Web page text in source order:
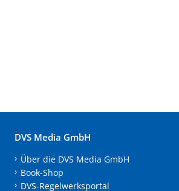
DVS Media GmbH
Über die DVS Media GmbH
Book-Shop
DVS-Regelwerksportal